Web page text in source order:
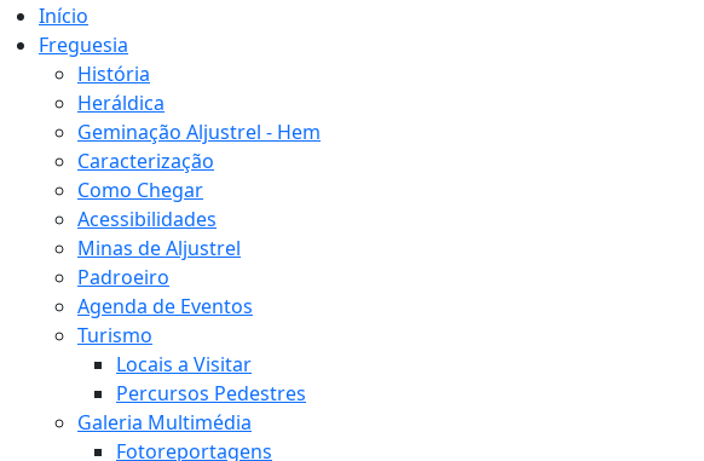
Início
Freguesia
História
Heráldica
Geminação Aljustrel - Hem
Caracterização
Como Chegar
Acessibilidades
Minas de Aljustrel
Padroeiro
Agenda de Eventos
Turismo
Locais a Visitar
Percursos Pedestres
Galeria Multimédia
Fotoreportagens